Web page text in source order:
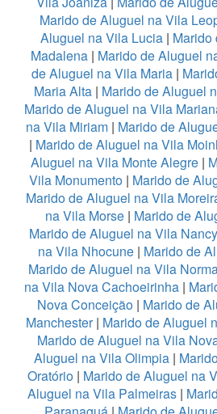
Marido de Aluguel na Vila
Aluguel na Vila Lucia | Marido
Madalena | Marido de Aluguel
de Aluguel na Vila Maria|
Maria Alta| Marido de Aluguel
Marido de Aluguel na Vila
na Vila Miriam | Marido de
| Marido de Aluguel na Vila
Aluguel na Vila Monte Alegre |
Vila Monumento| Marido de
Marido de Aluguel na Vila
na Vila Morse | Marido de
Marido de Aluguel na Vila Nancy
na Vila Nhocune| Marido de
Marido de Aluguel na Vila
na Vila Nova Cachoeirinha |
Nova Conceição| Marido de
Manchester| Marido de Aluguel
Marido de Aluguel na Vila
Aluguel na Vila Olimpia |
Oratório| Marido de Aluguel na
Aluguel na Vila Palmeiras|